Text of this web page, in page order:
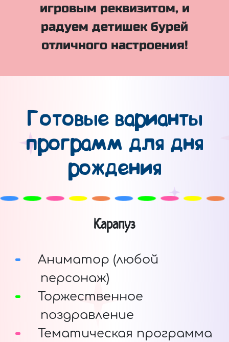
игровым реквизитом, и
радуем детишек бурей
отличного настроения!
Готовые варианты
программ для дня
рождения
Карапуз
Аниматор (любой
персонаж)
Торжественное
поздравление
Тематическая программа